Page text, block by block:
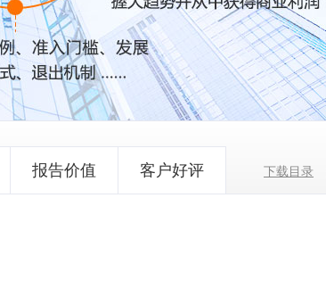
报告价值 客户好评 下载目录